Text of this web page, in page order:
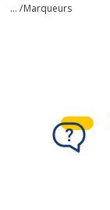
... /Marqueurs